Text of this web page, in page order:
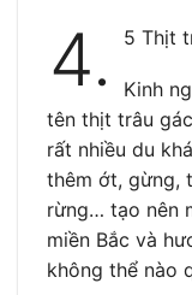
4. 5 Thịt
Kinh
tên thịt trâu
rất nhiều du
thêm ớt, gừng,
rừng… tạo nên
miền Bắc và
không thể nào